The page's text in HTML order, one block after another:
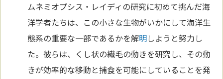
ムネミオプシス・レイディの研究に初めて挑んだ海
洋学者たちは、この小さな生物がいかにして海洋生
態系の重要な一部であるかを解明しようと努力し
た。彼らは、くし状の繊毛の動きを研究し、その動
きが効率的な移動と捕食を可能にしていることを発